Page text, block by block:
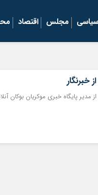
سیاسی مجلس اقتصاد
خبرنگار
از مدیر پایگاه خبری موکریان بوکان